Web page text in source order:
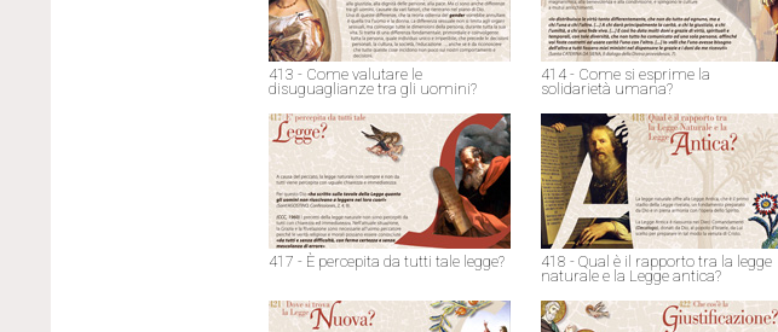
413 - Come valutare le
disuguaglianze tra gli uomini?
414 - Come si esprime la
solidarietà umana?
417 - È percepita da tutti tale legge?
418 - Qual è il rapporto tra la legge
naturale e la Legge antica?